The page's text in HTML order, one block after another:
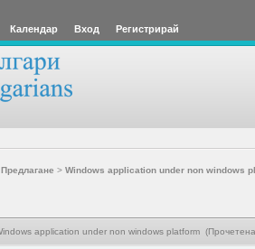
Календар Вход Регистрирай
Предлагане > Windows application under non windows
application under non windows platform